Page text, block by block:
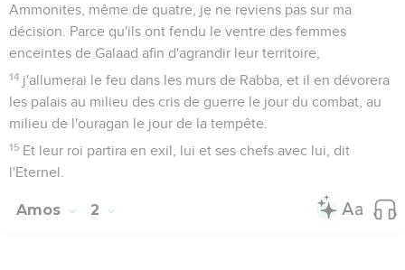
Ammonites, même de quatre, je ne reviens pas sur ma
décision. Parce qu'ils ont fendu le ventre des femmes
enceintes de Galaad afin d'agrandir leur territoire,
14 j'allumerai le feu dans les murs de Rabba, et il en dévorera
les palais au milieu des cris de guerre le jour du combat, au
milieu de l'ouragan le jour de la tempête.
15 Et leur roi partira en exil, lui et ses chefs avec lui, dit
l'Eternel.
Amos 2